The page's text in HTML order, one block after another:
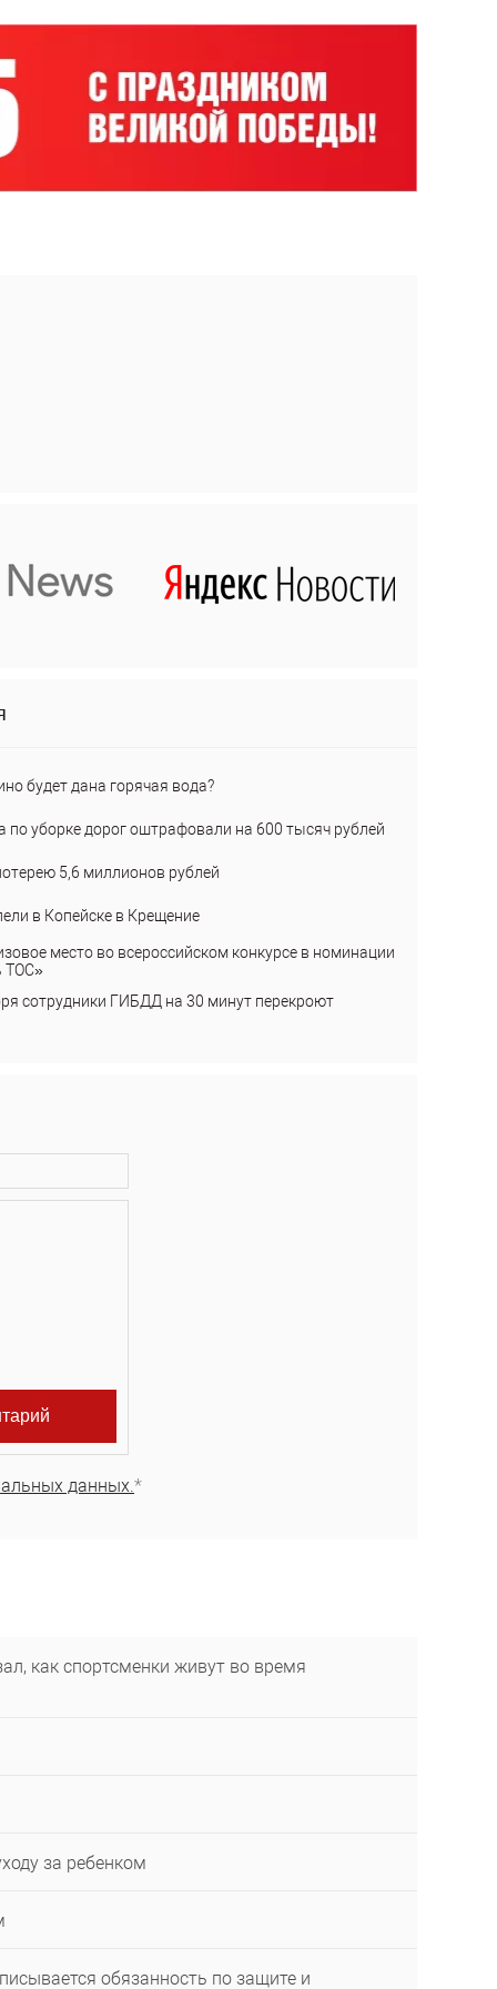
будет дана горячая вода?
по уборке дорог оштрафовали на 600 тысяч рублей
5,6 миллионов рублей
в Копейске в Крещение
место во всероссийском конкурсе в номинации
ТОС»
сотрудники ГИБДД на 30 минут перекроют
данных.*
как спортсменки живут во время
за ребенком
обязанность по защите и